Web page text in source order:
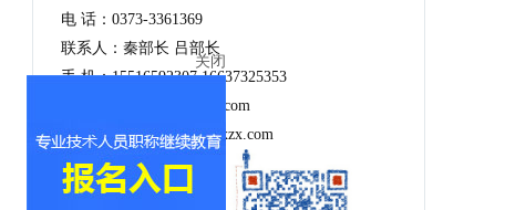
电 话：0373-3361369
联系人：秦部长 吕部长
手 机：15516592307 16637325353
邮 箱：1092090796@qq.com
网 址：http://www.hnejpxzx.com
关闭